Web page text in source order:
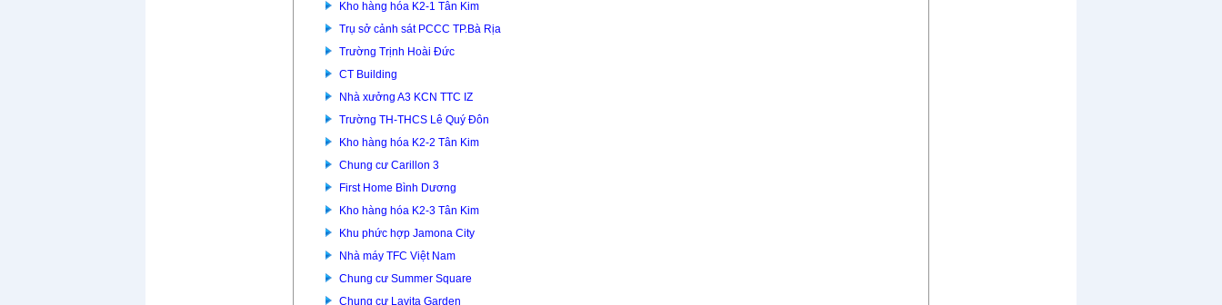
Kho hàng hóa K2-1 Tân Kim
Trụ sở cảnh sát PCCC TP.Bà Rịa
Trường Trịnh Hoài Đức
CT Building
Nhà xưởng A3 KCN TTC IZ
Trường TH-THCS Lê Quý Đôn
Kho hàng hóa K2-2 Tân Kim
Chung cư Carillon 3
First Home Bình Dương
Kho hàng hóa K2-3 Tân Kim
Khu phức hợp Jamona City
Nhà máy TFC Việt Nam
Chung cư Summer Square
Chung cư Lavita Garden